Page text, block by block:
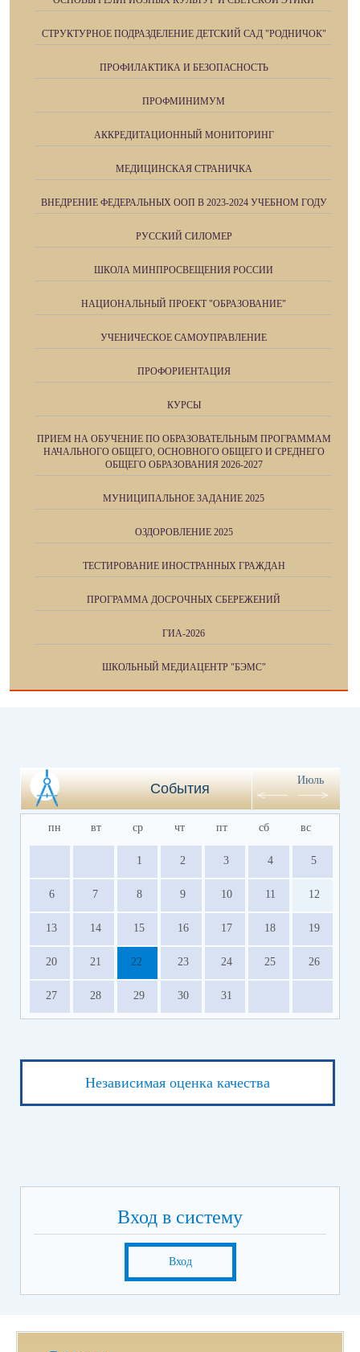
СТРУКТУРНОЕ ПОДРАЗДЕЛЕНИЕ ДЕТСКИЙ САД "РОДНИЧОК"
ПРОФИЛАКТИКА И БЕЗОПАСНОСТЬ
ПРОФМИНИМУМ
АККРЕДИТАЦИОННЫЙ МОНИТОРИНГ
МЕДИЦИНСКАЯ СТРАНИЧКА
ВНЕДРЕНИЕ ФЕДЕРАЛЬНЫХ ООП В 2023-2024 УЧЕБНОМ ГОДУ
РУССКИЙ СИЛОМЕР
ШКОЛА МИНПРОСВЕЩЕНИЯ РОССИИ
НАЦИОНАЛЬНЫЙ ПРОЕКТ "ОБРАЗОВАНИЕ"
УЧЕНИЧЕСКОЕ САМОУПРАВЛЕНИЕ
ПРОФОРИЕНТАЦИЯ
КУРСЫ
ПРИЕМ НА ОБУЧЕНИЕ ПО ОБРАЗОВАТЕЛЬНЫМ ПРОГРАММАМ
НАЧАЛЬНОГО ОБЩЕГО, ОСНОВНОГО ОБЩЕГО И СРЕДНЕГО
ОБЩЕГО ОБРАЗОВАНИЯ 2026-2027
МУНИЦИПАЛЬНОЕ ЗАДАНИЕ 2025
ОЗДОРОВЛЕНИЕ 2025
ТЕСТИРОВАНИЕ ИНОСТРАННЫХ ГРАЖДАН
ПРОГРАММА ДОСРОЧНЫХ СБЕРЕЖЕНИЙ
ГИА-2026
ШКОЛЬНЫЙ МЕДИАЦЕНТР "БЭМС"
События
Июль
пн вт ср чт пт сб вс
1 2 3 4 5
6 7 8 9 10 11 12
13 14 15 16 17 18 19
20 21 22 23 24 25 26
27 28 29 30 31
Независимая оценка качества
Вход в систему
Вход